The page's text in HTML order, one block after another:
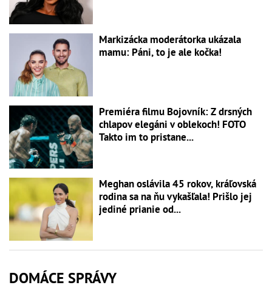
Markizácka moderátorka ukázala
mamu: Páni, to je ale kočka!
Premiéra filmu Bojovník: Z drsných
chlapov elegáni v oblekoch! FOTO
Takto im to pristane...
Meghan oslávila 45 rokov, kráľovská
rodina sa na ňu vykašľala! Prišlo jej
jediné prianie od...
DOMÁCE SPRÁVY